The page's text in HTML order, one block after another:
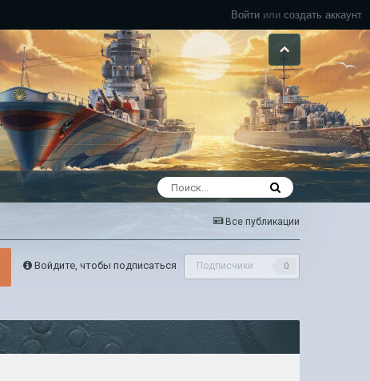
Войти или создать аккаунт
Все публикации
Войдите, чтобы подписаться Подписчики 0